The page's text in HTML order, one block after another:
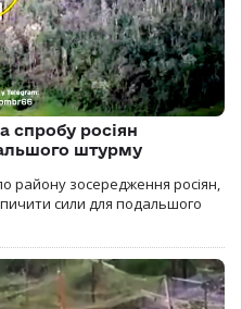
спробу росіян
штурму
району зосередження росіян,
сили для подальшого